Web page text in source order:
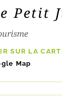
Petit
SUR LA
Map